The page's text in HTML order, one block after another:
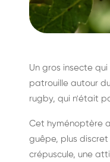
Destruction
frelons
intervention
Un gros insecte
patrouille autour
rugby, qui n'était
Cet hyménoptère
guêpe, plus
crépuscule, une